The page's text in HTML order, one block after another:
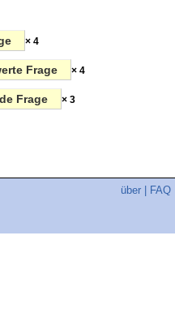
× 4
Frage × 4
Frage × 3
über FAQ